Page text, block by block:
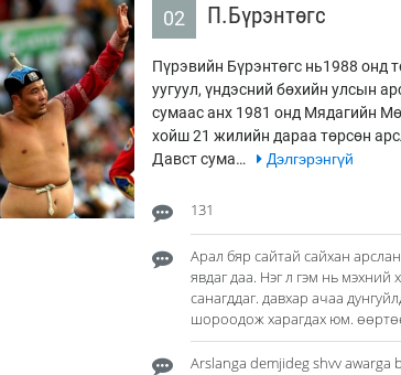
02 П.Бүрэнтөгс
Пүрэвийн Бүрэнтөгс нь1988 онд
уугуул, үндэсний бөхийн улсын
сумаас анх 1981 онд Мядагийн
хойш 21 жилийн дараа төрсөн
Давст сума…
Дэлгэрэнгүй
131
Aрал бяр сайтай сайхан
явдаг даа. Hэг л гэм нь
санагддаг. давхар ачаа
шороодож харагдах юм.
Arslanga demjideg shvv